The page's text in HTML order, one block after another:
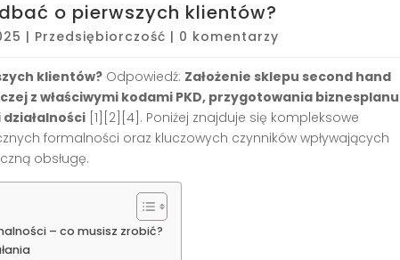
o pierwszych klientów?
| Przedsiębiorczość | 0 komentarzy
klientów? Odpowiedź: Założenie sklepu second hand
z właściwymi kodami PKD, przygotowania biznesplanu
[1][2][4]. Poniżej znajduje się kompleksowe
formalności oraz kluczowych czynników wpływających
obsługę.
– co musisz zrobić?